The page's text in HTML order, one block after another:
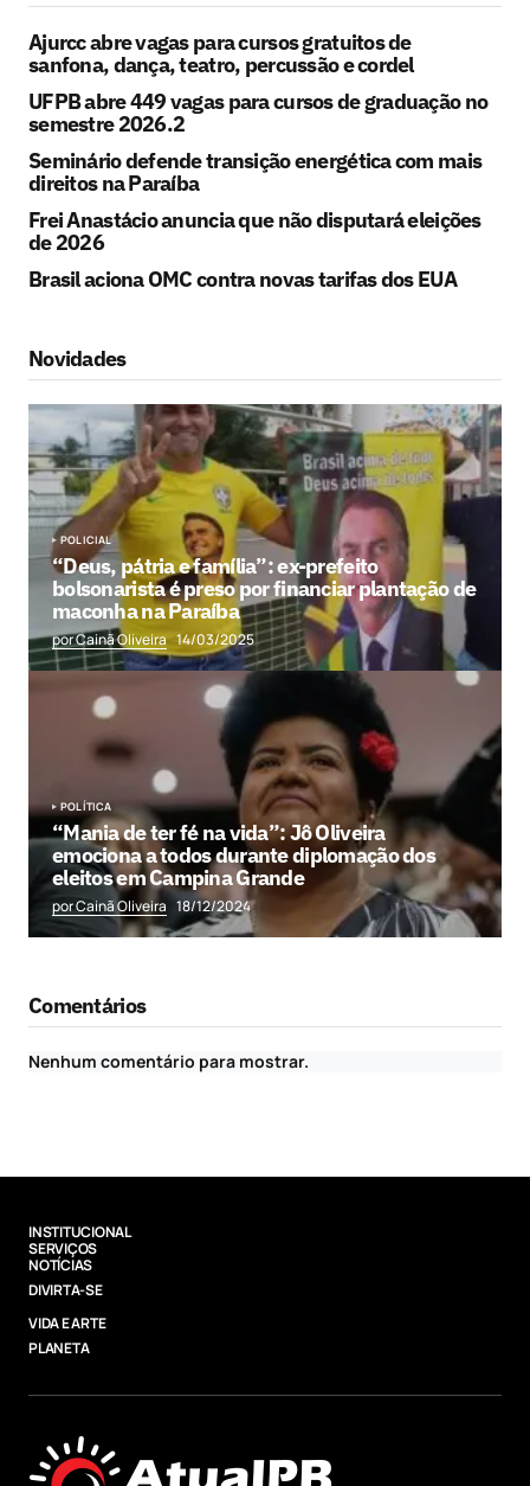
Ajurcc abre vagas para cursos gratuitos de
sanfona, dança, teatro, percussão e cordel
UFPB abre 449 vagas para cursos de graduação no
semestre 2026.2
Seminário defende transição energética com mais
direitos na Paraíba
Frei Anastácio anuncia que não disputará eleições
de 2026
Brasil aciona OMC contra novas tarifas dos EUA
Novidades
POLICIAL
“Deus, pátria e família”: ex-prefeito
bolsonarista é preso por financiar plantação de
maconha na Paraíba
por Cainã Oliveira 14/03/2025
POLÍTICA
“Mania de ter fé na vida”: Jô Oliveira
emociona a todos durante diplomação dos
eleitos em Campina Grande
por Cainã Oliveira 18/12/2024
Comentários
Nenhum comentário para mostrar.
INSTITUCIONAL
SERVIÇOS
NOTÍCIAS
DIVIRTA-SE
VIDA E ARTE
PLANETA